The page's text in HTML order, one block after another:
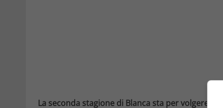
La seconda stagione di Blanca sta per volgere al